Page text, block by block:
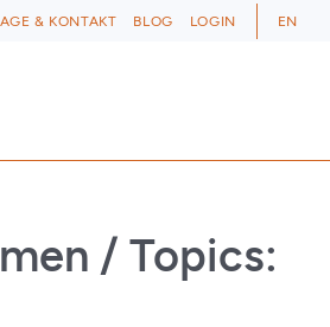
& KONTAKT BLOG LOGIN EN
/ Topics: